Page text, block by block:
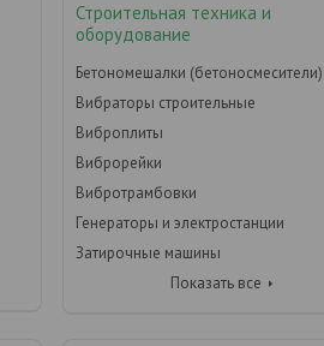
Строительная техника и
оборудование
Бетономешалки (бетоносмесители)
Вибраторы строительные
Виброплиты
Виброрейки
Вибротрамбовки
Генераторы и электростанции
Затирочные машины
Показать все